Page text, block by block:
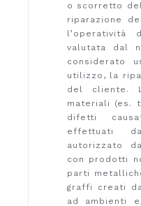
o scorretto
riparazione
l’operatività
valutata dal
considerato
utilizzo, la
del cliente.
materiali (es.
difetti
effettuati
autorizzato
con prodotti
parti
graffi creati
ad ambienti